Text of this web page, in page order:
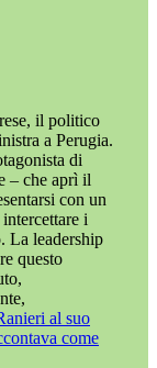
il politico
a Perugia.
di
– che aprì il
con un
i
La leadership
questo
al suo
come